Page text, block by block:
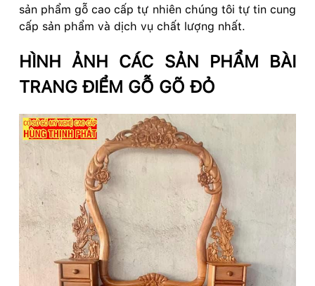
sản phẩm gỗ cao cấp tự nhiên chúng tôi tự tin cung
cấp sản phẩm và dịch vụ chất lượng nhất.
HÌNH ẢNH CÁC SẢN PHẨM BÀI
TRANG ĐIỂM GỖ GÕ ĐỎ